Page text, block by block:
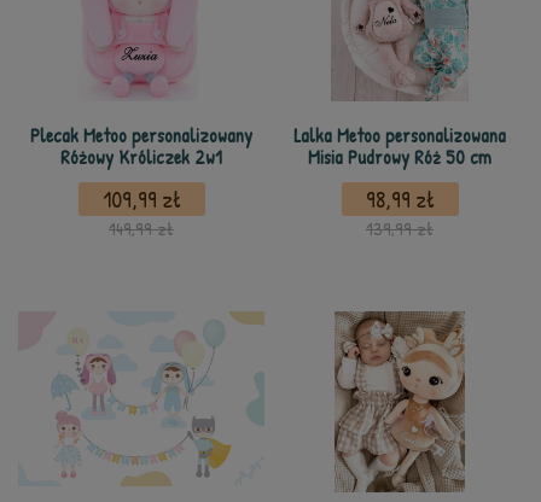
Plecak Metoo personalizowany
Różowy Króliczek 2w1
109,99 zł
149,99 zł
Lalka Metoo personalizowana
Misia Pudrowy Róż 50 cm
98,99 zł
139,99 zł